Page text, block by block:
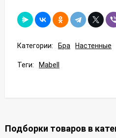
Категории: Бра Настенные
Теги: Mabell
Подборки товаров в